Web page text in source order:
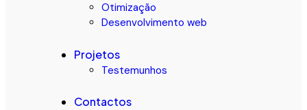
Otimização
Desenvolvimento web
Projetos
Testemunhos
Contactos